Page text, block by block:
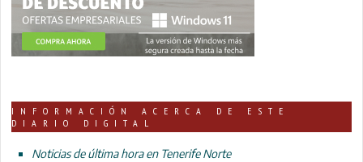
INFORMACIÓN ACERCA DE ESTE
DIARIO DIGITAL
Noticias de última hora en Tenerife Norte